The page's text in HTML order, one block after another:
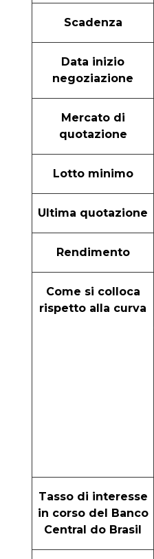
Scadenza
Data inizio
negoziazione
Mercato di
quotazione
Lotto minimo
Ultima quotazione
Rendimento
Come si colloca
rispetto alla curva
Tasso di interesse
in corso del Banco
Central do Brasil